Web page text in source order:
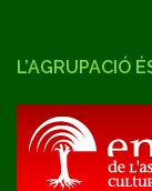
L’AGRUPACIÓ